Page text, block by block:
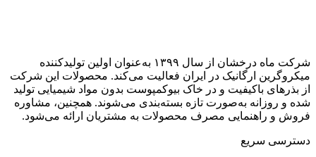
شرکت ماه درخشان از سال ۱۳۹۹ به‌عنوان اولین تولیدکننده
میکروگرین ارگانیک در ایران فعالیت می‌کند. محصولات این شرکت
از بذرهای باکیفیت و در خاک بیوکمپوست بدون مواد شیمیایی تولید
شده و روزانه به‌صورت تازه بسته‌بندی می‌شوند. همچنین، مشاوره
فروش و راهنمایی مصرف محصولات به مشتریان ارائه می‌شود.
دسترسی سریع